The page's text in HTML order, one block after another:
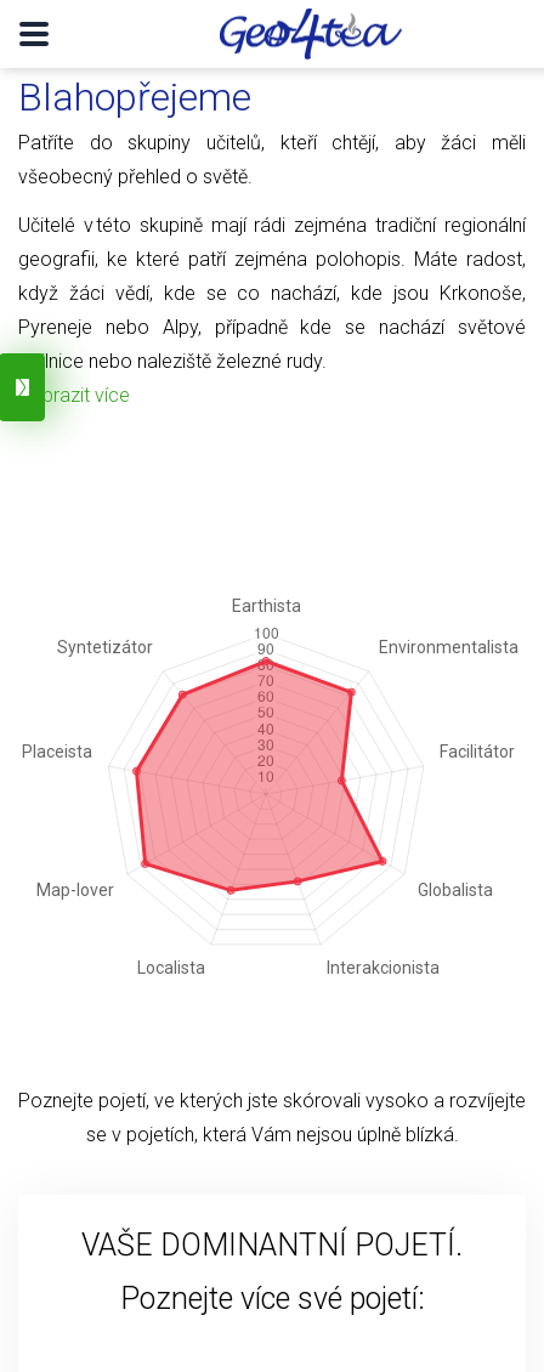
Blahopřejeme
Patříte do skupiny učitelů, kteří chtějí, aby žáci měli
všeobecný přehled o světě.
Učitelé v této skupině mají rádi zejména tradiční regionální
geografii, ke které patří zejména polohopis. Máte radost,
když žáci vědí, kde se co nachází, kde jsou Krkonoše,
Pyreneje nebo Alpy, případně kde se nachází světové
obilnice nebo naleziště železné rudy.
Zobrazit více
Poznejte pojetí, ve kterých jste skórovali vysoko a rozvíjejte
se v pojetích, která Vám nejsou úplně blízká.
VAŠE DOMINANTNÍ POJETÍ.
Poznejte více své pojetí: